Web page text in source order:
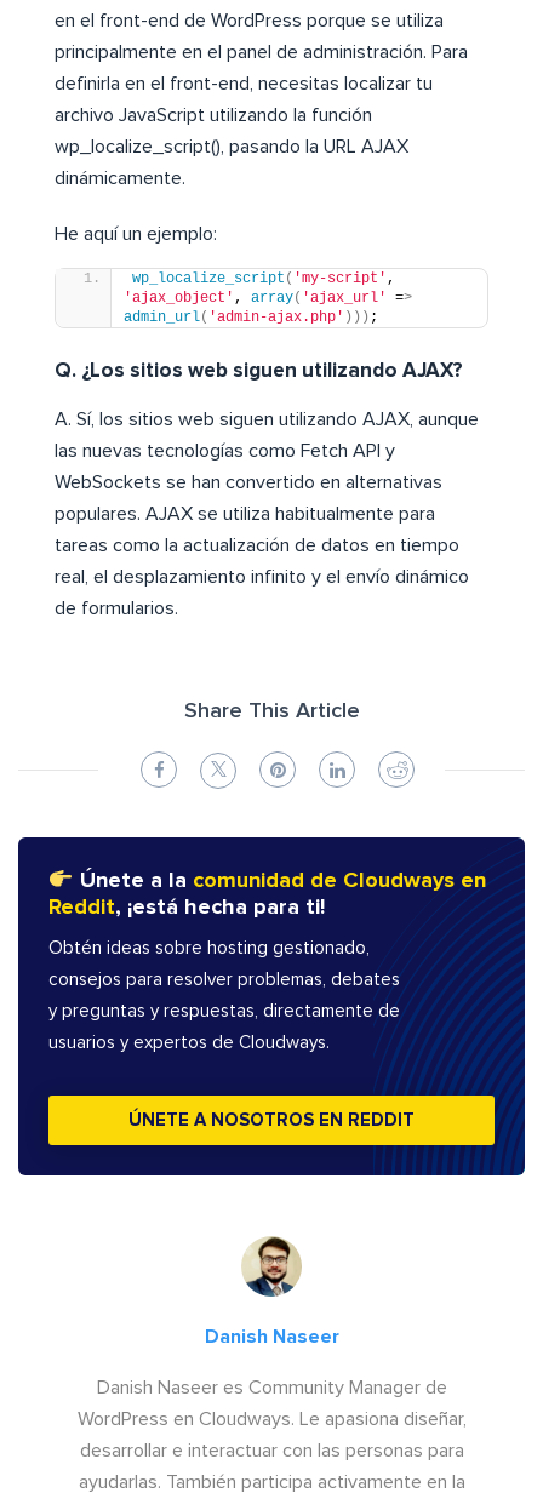
en el front-end de WordPress porque se utiliza
principalmente en el panel de administración. Para
definirla en el front-end, necesitas localizar tu
archivo JavaScript utilizando la función
wp_localize_script(), pasando la URL AJAX
dinámicamente.
He aquí un ejemplo:
wp_localize_script ( 'my-script'
'ajax_object' , array( 'ajax_url' =>
admin_url( 'admin-ajax.php' ))) ;
Q. ¿Los sitios web siguen utilizando AJAX?
A. Sí, los sitios web siguen utilizando AJAX, aunque
las nuevas tecnologías como Fetch API y
WebSockets se han convertido en alternativas
populares. AJAX se utiliza habitualmente para
tareas como la actualización de datos en tiempo
real, el desplazamiento infinito y el envío dinámico
de formularios.
Share This Article
Únete a la comunidad de Cloudways en
Reddit, ¡está hecha para ti!
Obtén ideas sobre hosting gestionado,
consejos para resolver problemas, debates
y preguntas y respuestas, directamente de
usuarios y expertos de Cloudways.
ÚNETE A NOSOTROS EN REDDIT
Danish Naseer
Danish Naseer es Community Manager de
WordPress en Cloudways. Le apasiona diseñar,
desarrollar e interactuar con las personas para
ayudarlas. También participa activamente en la